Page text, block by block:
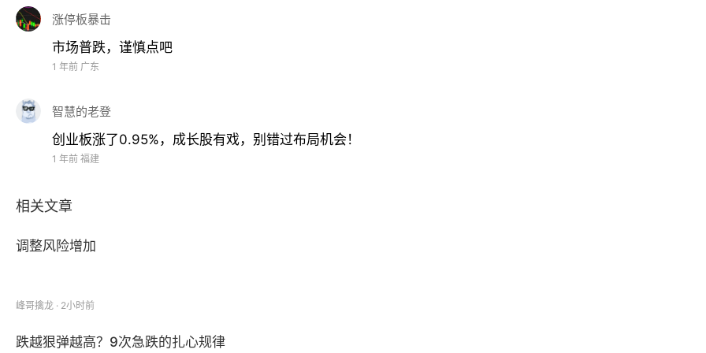
涨停板暴击
市场普跌，谨慎点吧
1 年前 广东
智慧的老登
创业板涨了0.95%，成长股有戏，别错过布局机会！
1 年前 福建
相关文章
调整风险增加
峰哥擒龙 · 2小时前
跌越狠弹越高？9次急跌的扎心规律